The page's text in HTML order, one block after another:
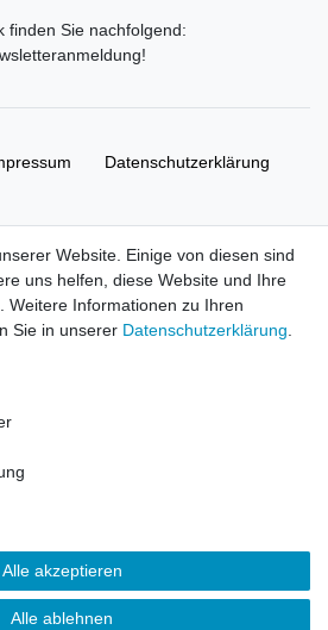
finden Sie nachfolgend:
!
Daten­schutz­erklärung
vorbehalten. HL-
sowie sämtliche Produktbilder
Ihrer rechtmäßigen
nur der Beschreibung.
ansonsten zeigt der Shop 0,00
Minifigur, DUPLO, LEGENDS OF
MINDSTORMS und MIXELS sind
Markenzeichen der LEGO Gruppe.
Website. Einige von diesen sind
uns helfen, diese Website und Ihre
Weitere Informationen zu Ihren
Sie in unserer Daten­schutz­erklärung
Alle akzeptieren
Alle ablehnen